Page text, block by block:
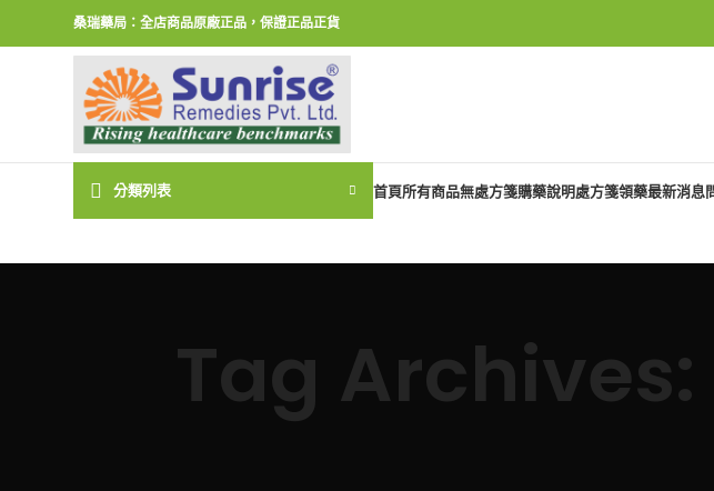
桑瑞藥局：全店商品原廠正品，保證正品正貨
分類列表 首頁所有商品無處方箋購藥說明處方箋領藥最新消息
Tag Archives: